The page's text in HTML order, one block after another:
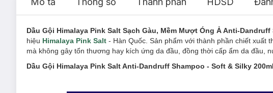
Dầu Gội Himalaya Pink Salt Sạch Gàu, Mềm Mượt Óng Ả Anti-
hiệu Himalaya Pink Salt - Hàn Quốc. Sản phẩm với thành phần chiết xuất
mà không gây tổn thương hay kích ứng da đầu, đồng thời cấp ẩm da đầu,
Dầu Gội Himalaya Pink Salt Anti-Dandruff Shampoo - Soft & Silky 200ml